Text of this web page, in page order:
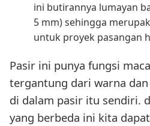
ini butirannya lumayan
5 mm) sehingga
untuk proyek pasangan
Pasir ini punya fungsi
tergantung dari warna
di dalam pasir itu sendiri.
yang berbeda ini kita